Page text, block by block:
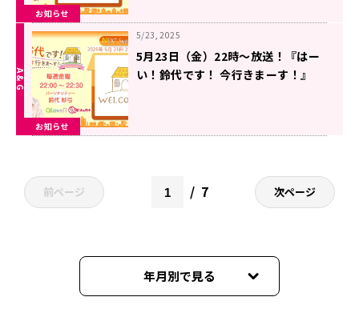
お知らせ
お知らせ
5/23, 2025
5月23日（金）22時～放送！『はー
い！鈴代です！ 今行きまーす！』
前ページ 7 次ページ
年月別で見る